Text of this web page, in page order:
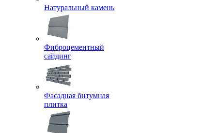
Натуральный камень
Фиброцементный
сайдинг
Фасадная битумная
плитка